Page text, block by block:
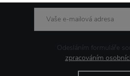
Odesláním formuláře
zpracováním